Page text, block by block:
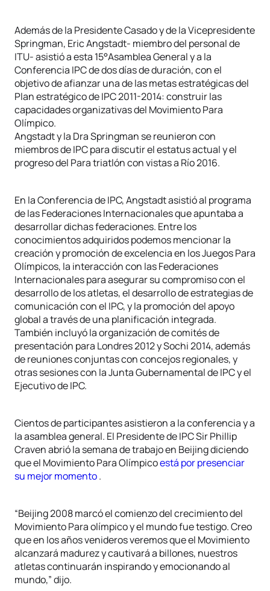
Además de la Presidente Casado y de la Vicepresidente
Springman, Eric Angstadt- miembro del personal de
ITU- asistió a esta 15°Asamblea General y a la
Conferencia IPC de dos días de duración, con el
objetivo de afianzar una de las metas estratégicas del
Plan estratégico de IPC 2011-2014: construir las
capacidades organizativas del Movimiento Para
Olímpico.
Angstadt y la Dra Springman se reunieron con
miembros de IPC para discutir el estatus actual y el
progreso del Para triatlón con vistas a Río 2016.
En la Conferencia de IPC, Angstadt asistió al programa
de las Federaciones Internacionales que apuntaba a
desarrollar dichas federaciones. Entre los
conocimientos adquiridos podemos mencionar la
creación y promoción de excelencia en los Juegos Para
Olímpicos, la interacción con las Federaciones
Internacionales para asegurar su compromiso con el
desarrollo de los atletas, el desarrollo de estrategias de
comunicación con el IPC, y la promoción del apoyo
global a través de una planificación integrada.
También incluyó la organización de comités de
presentación para Londres 2012 y Sochi 2014, además
de reuniones conjuntas con concejos regionales, y
otras sesiones con la Junta Gubernamental de IPC y el
Ejecutivo de IPC.
Cientos de participantes asistieron a la conferencia y a
la asamblea general. El Presidente de IPC Sir Phillip
Craven abrió la semana de trabajo en Beijing diciendo
que el Movimiento Para Olímpicoestá por presenciar
su mejor momento.
“Beijing 2008 marcó el comienzo del crecimiento del
Movimiento Para olímpico y el mundo fue testigo. Creo
que en los años venideros veremos que el Movimiento
alcanzará madurez y cautivará a billones, nuestros
atletas continuarán inspirando y emocionando al
mundo,” dijo.